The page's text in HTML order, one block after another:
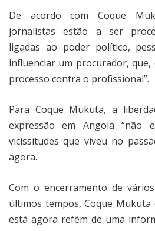
De acordo com Coque
jornalistas estão a ser
ligadas ao poder político,
influenciar um procurador,
processo contra o profissional”.
Para Coque Mukuta, a
expressão em Angola “não
vicissitudes que viveu no
agora.
Com o encerramento de
últimos tempos, Coque Mukuta
está agora refém de uma